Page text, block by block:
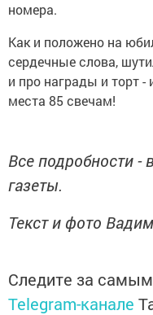
номера.
Как и положено на
сердечные слова,
и про награды и торт -
места 85 свечам!
Все подробности
газеты.
Текст и фото
Следите за
Telegram-канале